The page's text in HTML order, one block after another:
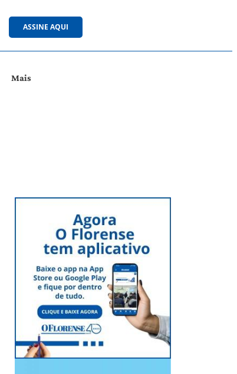
ASSINE AQUI
Mais